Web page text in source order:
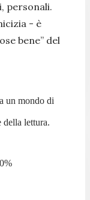
personali.
- è
bene” del
un mondo di
della lettura.
%